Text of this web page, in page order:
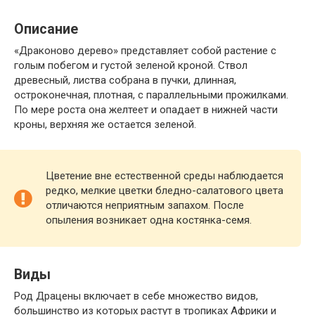
Описание
«Драконово дерево» представляет собой растение с
голым побегом и густой зеленой кроной. Ствол
древесный, листва собрана в пучки, длинная,
остроконечная, плотная, с параллельными прожилками.
По мере роста она желтеет и опадает в нижней части
кроны, верхняя же остается зеленой.
Цветение вне естественной среды наблюдается
редко, мелкие цветки бледно-салатового цвета
отличаются неприятным запахом. После
опыления возникает одна костянка-семя.
Виды
Род Драцены включает в себе множество видов,
большинство из которых растут в тропиках Африки и